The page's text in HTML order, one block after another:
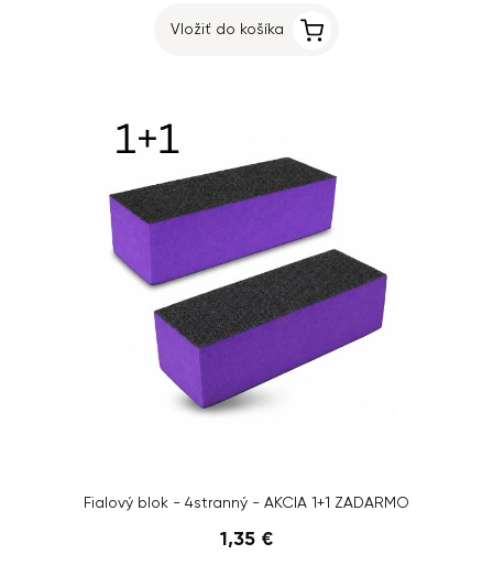
Vložiť do košíka
Fialový blok - 4stranný - AKCIA 1+1 ZADARMO
1,35 €